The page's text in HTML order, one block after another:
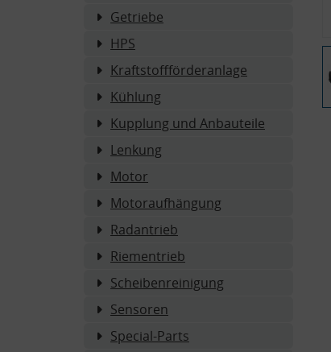
Getriebe
HPS
Kraftstoffförderanlage
Kühlung
Kupplung und Anbauteile
Lenkung
Motor
Motoraufhängung
Radantrieb
Riementrieb
Scheibenreinigung
Sensoren
Special-Parts